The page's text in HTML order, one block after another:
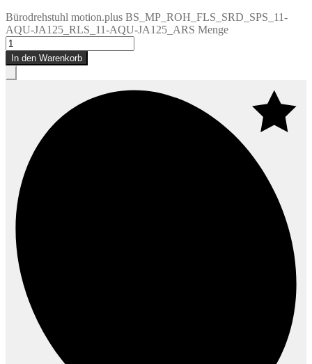
Bürodrehstuhl motion.plus BS_MP_ROH_FLS_SRD_SPS_11-
AQU-JA125_RLS_11-AQU-JA125_ARS Menge
In den Warenkorb